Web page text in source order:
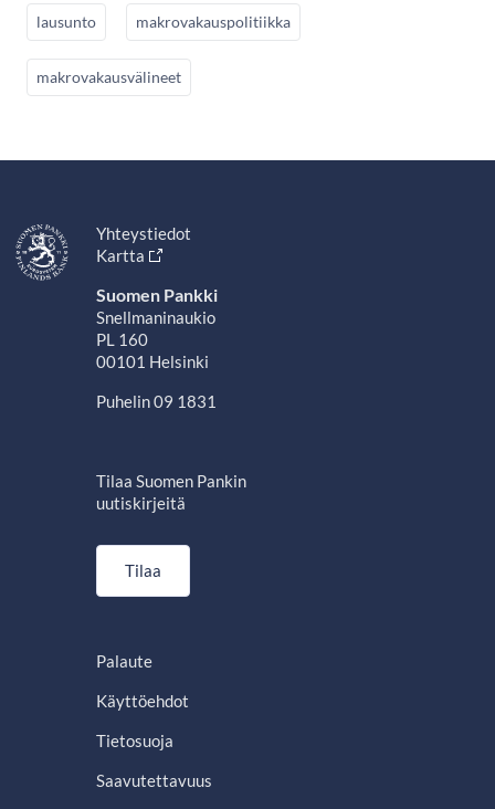
lausunto makrovakauspolitiikka
makrovakausvälineet
Yhteystiedot
Kartta
Suomen Pankki
Snellmaninaukio
PL 160
00101 Helsinki
Puhelin 09 1831
Tilaa Suomen Pankin
uutiskirjeitä
Tilaa
Palaute
Käyttöehdot
Tietosuoja
Saavutettavuus